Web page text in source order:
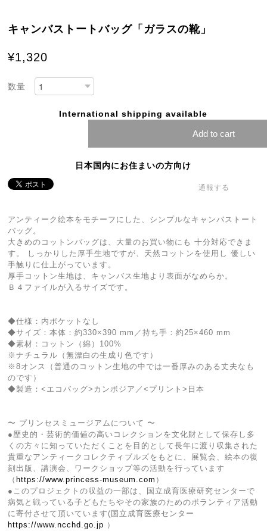
キャンバストートバッグ「ガラスの靴」
¥1,320
数量
International shipping available
Add to cart
日本国内にお住まいの方向け
通報する
アンティーク絵本をモチーフにした、シンプルなキャンバストート
バッグ。
大きめのコットンバッグは、大量のお買い物にも 十分対応できま
す。 しっかりした厚手生地ですが、天然コットンを使用し 優しい
手触りに仕上がっています。
厚手コットン生地は、キャンバス生地より表面がなめらか。
Ｂ４ファイルが入るサイズです。
◆仕様：内ポケットなし
◆サイズ：本体：約330×390 mm／持ち手：約25×460 mm
◆素材：コットン（綿）100%
※ナチュラル（無漂白の生成り色です）
※8オンス（普通のコットン生地の中では一番厚みのある丈夫なも
のです）
◆製造：<エコバッグ>カンボジア／<プリント>日本
〜 プリンセスミュージアムについて 〜
●歴史的・芸術的価値の高いコレクションを文化財として保存し多
くの方々に知っていただくことを目的として長年に渡り収集された
貴重なアンティークコレクティブルズをもとに、展覧会、絵本の復
刻出版、講演会、ワークショップ等の活動を行っています
（ https://www.princess-museum.com ）
●このプロジェクトの収益の一部は、国立成育医療研究センターで
病気と戦っている子どもたちやその家族のためのボランティア活動
に寄付させて頂いています(国立成育医療センター
https://www.ncchd.go.jp ）